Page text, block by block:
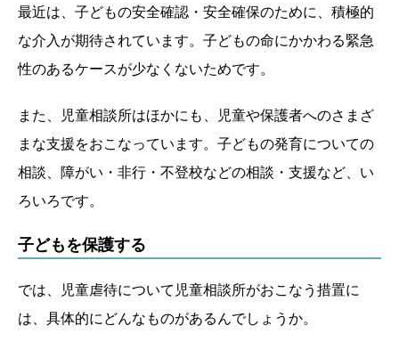
最近は、子どもの安全確認・安全確保のために、積極的
な介入が期待されています。子どもの命にかかわる緊急
性のあるケースが少なくないためです。
また、児童相談所はほかにも、児童や保護者へのさまざ
まな支援をおこなっています。子どもの発育についての
相談、障がい・非行・不登校などの相談・支援など、い
ろいろです。
子どもを保護する
では、児童虐待について児童相談所がおこなう措置に
は、具体的にどんなものがあるんでしょうか。